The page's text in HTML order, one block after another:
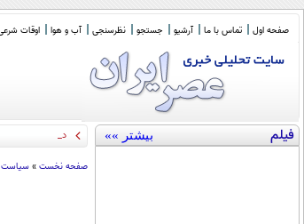
صفحه اول تماس با ما آرشیو جستجو نظرسنجی آب و هوا اوقات
فیلم بیشتر »» دولت نجنبد، طر
صفحه نخست » سیاست